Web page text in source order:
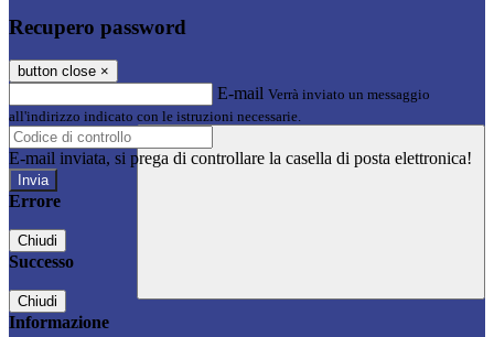
Recupero password
button close ×
E-mail Verrà inviato un messaggio
all'indirizzo indicato con le istruzioni necessarie.
E-mail inviata, si prega di controllare la casella di posta elettronica!
Errore
Chiudi
Successo
Chiudi
Informazione